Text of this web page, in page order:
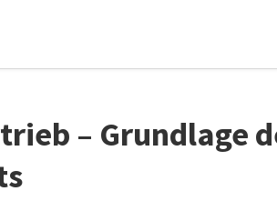
– Grundlage